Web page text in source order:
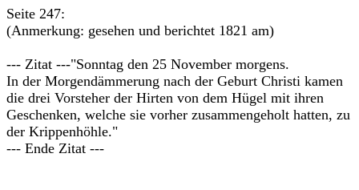
Seite 247:
(Anmerkung: gesehen und berichtet 1821 am)
--- Zitat ---"Sonntag den 25 November morgens.
In der Morgendämmerung nach der Geburt Christi kamen
die drei Vorsteher der Hirten von dem Hügel mit ihren
Geschenken, welche sie vorher zusammengeholt hatten, zu
der Krippenhöhle."
--- Ende Zitat ---